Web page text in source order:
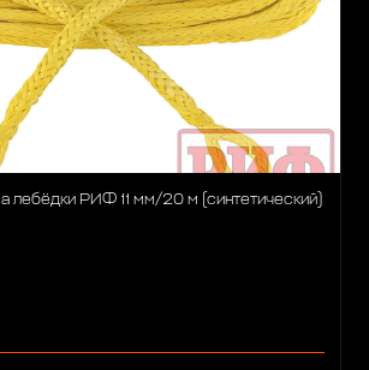
лебёдки РИФ 11 мм/20 м (синтетический)